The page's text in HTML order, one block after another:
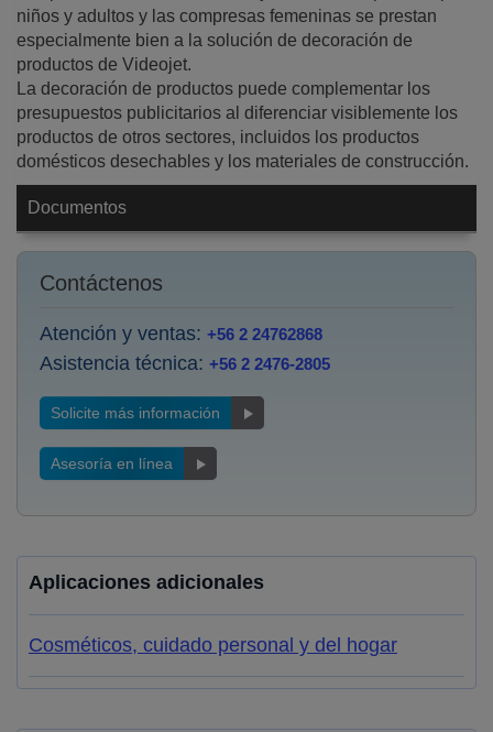
niños y adultos y las compresas femeninas se prestan
especialmente bien a la solución de decoración de
productos de Videojet.
La decoración de productos puede complementar los
presupuestos publicitarios al diferenciar visiblemente los
productos de otros sectores, incluidos los productos
domésticos desechables y los materiales de construcción.
Documentos
Contáctenos
Atención y ventas: +56 2 24762868
Asistencia técnica: +56 2 2476-2805
Solicite más información
Asesoría en línea
Aplicaciones adicionales
Cosméticos, cuidado personal y del hogar